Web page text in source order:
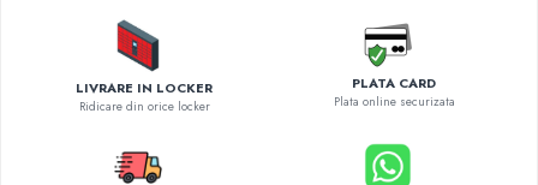
Carcase protectie NOCO BOOST
Invertoare Auto
Incarcator masina electrica
LIVRARE IN LOCKER
Ridicare din orice locker
PLATA CARD
Plata online securizata